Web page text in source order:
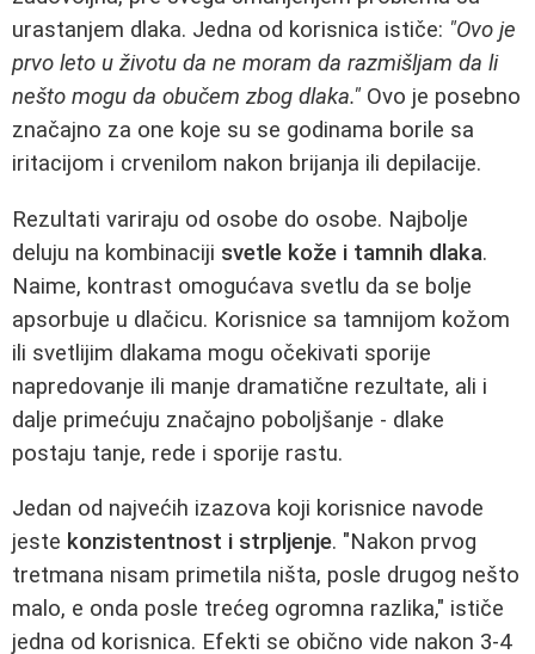
urastanjem dlaka. Jedna od korisnica ističe: "Ovo je
prvo leto u životu da ne moram da razmišljam da li
nešto mogu da obučem zbog dlaka." Ovo je posebno
značajno za one koje su se godinama borile sa
iritacijom i crvenilom nakon brijanja ili depilacije.
Rezultati variraju od osobe do osobe. Najbolje
deluju na kombinaciji svetle kože i tamnih dlaka.
Naime, kontrast omogućava svetlu da se bolje
apsorbuje u dlačicu. Korisnice sa tamnijom kožom
ili svetlijim dlakama mogu očekivati sporije
napredovanje ili manje dramatične rezultate, ali i
dalje primećuju značajno poboljšanje - dlake
postaju tanje, rede i sporije rastu.
Jedan od najvećih izazova koji korisnice navode
jeste konzistentnost i strpljenje. "Nakon prvog
tretmana nisam primetila ništa, posle drugog nešto
malo, e onda posle trećeg ogromna razlika," ističe
jedna od korisnica. Efekti se obično vide nakon 3-4